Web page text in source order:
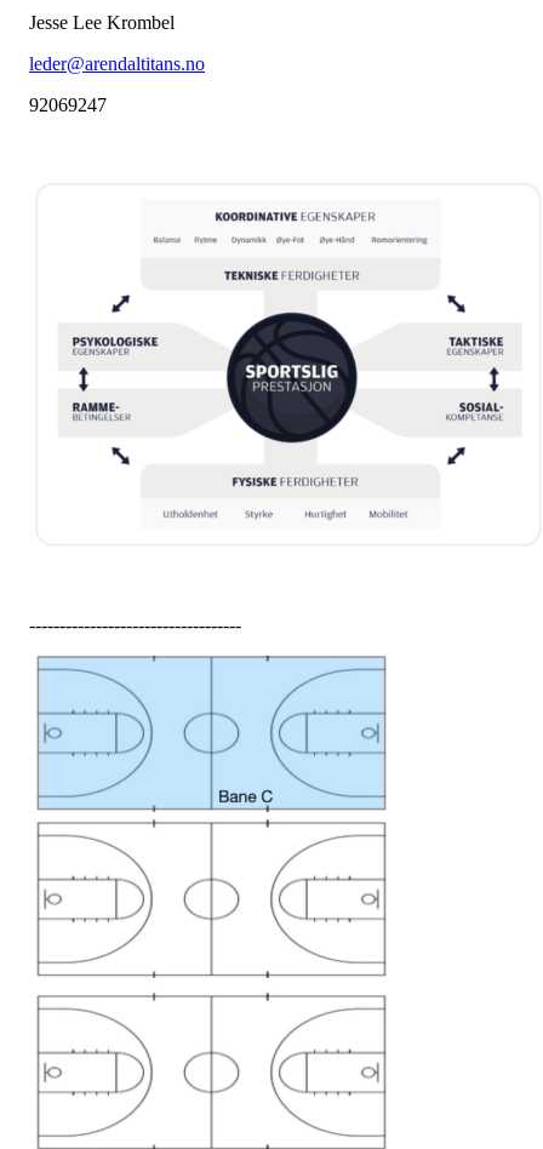
Jesse Lee Krombel
leder@arendaltitans.no
92069247
-----------------------------------